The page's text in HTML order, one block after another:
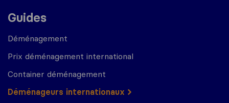
Guides
Déménagement
Prix déménagement international
Container déménagement
Déménageurs internationaux